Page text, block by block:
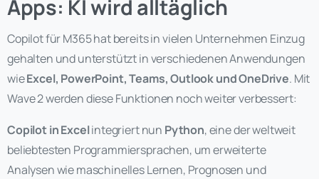
Apps: KI wird alltäglich
Copilot für M365 hat bereits in vielen Unternehmen Einzug
gehalten und unterstützt in verschiedenen Anwendungen
wieExcel, PowerPoint, Teams, Outlook und OneDrive. Mit
Wave 2 werden diese Funktionen noch weiter verbessert:
Copilot in Excelintegriert nun Python, eine der weltweit
beliebtesten Programmiersprachen, um erweiterte
Analysen wie maschinelles Lernen, Prognosen und